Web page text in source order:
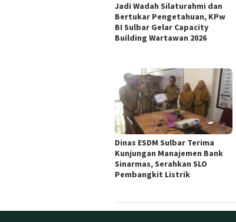
Jadi Wadah Silaturahmi dan
Bertukar Pengetahuan, KPw
BI Sulbar Gelar Capacity
Building Wartawan 2026
Dinas ESDM Sulbar Terima
Kunjungan Manajemen Bank
Sinarmas, Serahkan SLO
Pembangkit Listrik